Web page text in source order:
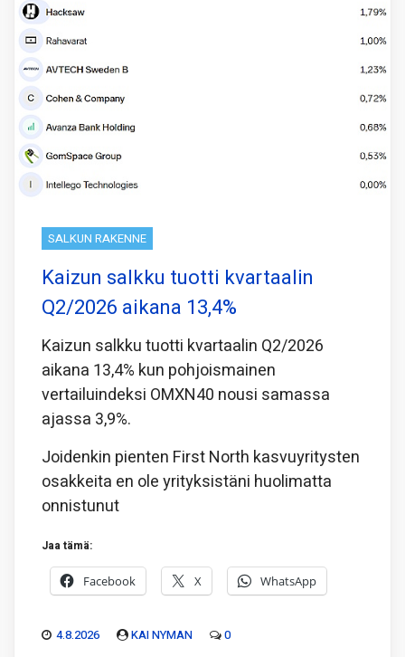
SALKUN RAKENNE
Kaizun salkku tuotti kvartaalin
Q2/2026 aikana 13,4%
Kaizun salkku tuotti kvartaalin Q2/2026
aikana 13,4% kun pohjoismainen
vertailuindeksi OMXN40 nousi samassa
ajassa 3,9%.
Joidenkin pienten First North kasvuyritysten
osakkeita en ole yrityksistäni huolimatta
onnistunut
Jaa tämä:
Facebook X WhatsApp
4.8.2026 KAI NYMAN 0